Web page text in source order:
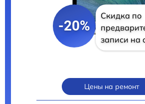
-20%
Скидка по
записи на
Цены на ремонт